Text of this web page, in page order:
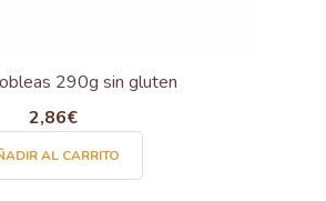
290g sin gluten
2,86€
AL CARRITO